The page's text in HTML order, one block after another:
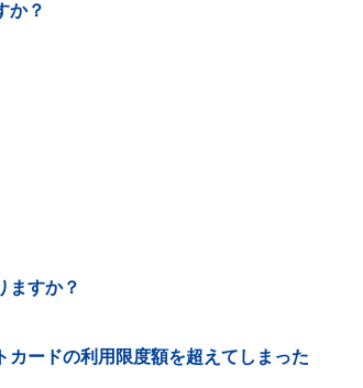
か？
ますか？
ードの利用限度額を超えてしまった